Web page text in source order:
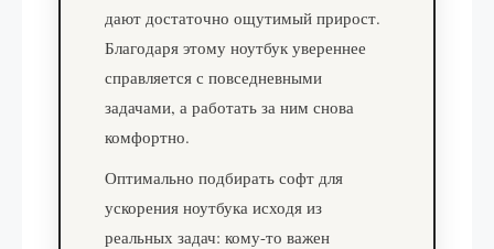
дают достаточно ощутимый прирост.
Благодаря этому ноутбук увереннее
справляется с повседневными
задачами, а работать за ним снова
комфортно.
Оптимально подбирать софт для
ускорения ноутбука исходя из
реальных задач: кому-то важен